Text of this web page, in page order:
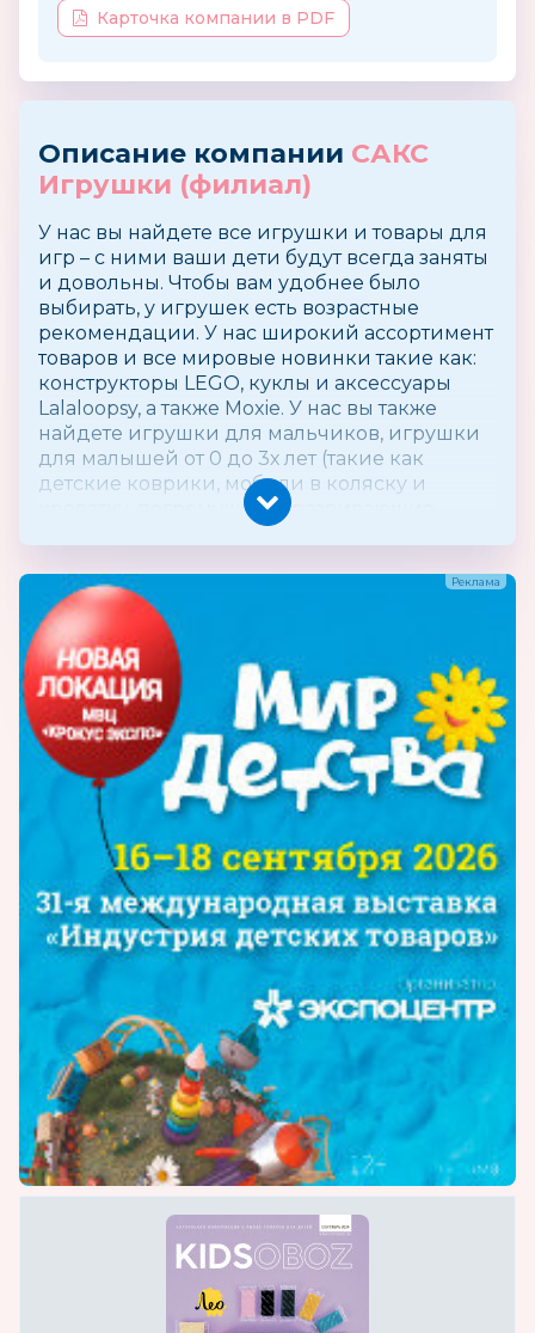
Карточка компании в PDF
Описание компании САКС
Игрушки (филиал)
У нас вы найдете все игрушки и товары для
игр – с ними ваши дети будут всегда заняты
и довольны. Чтобы вам удобнее было
выбирать, у игрушек есть возрастные
рекомендации. У нас широкий ассортимент
товаров и все мировые новинки такие как:
конструкторы LEGO, куклы и аксессуары
Lalaloopsy, а также Moxie. У нас вы также
найдете игрушки для мальчиков, игрушки
для малышей от 0 до 3х лет (такие как
детские коврики, мобили в коляску и
кроватку, погремушки и развивающие
центры). Еще вы увидите самый большой
игровых комплексов и домиков Little Tikes.
Вас удивит ассортимент коллекционных
моделей машинок WELLY, 3D пазлы, мягкие
игрушки AURORA и NICI. Для Вас есть
предложения как по оптовой закупке
игрушек, так и возможность заказать
игрушку на дом в нашем магазине toy.ru.
Огромный выбор подарков для детей -
самые популярные игрушки из серии:
куклы MOXIE, Bratz, Zapf Creation, мягкая
игрушка DISNEY, масштабные модели
машин WELLY, игрушки для юных секретных
агентов SPYNET, игрушки по известным
мультфильмам: Ben 10, Power Rangers,
Корпорация Монстров, Приручить дракона,
Star wars радиоуправляемые вертолеты и